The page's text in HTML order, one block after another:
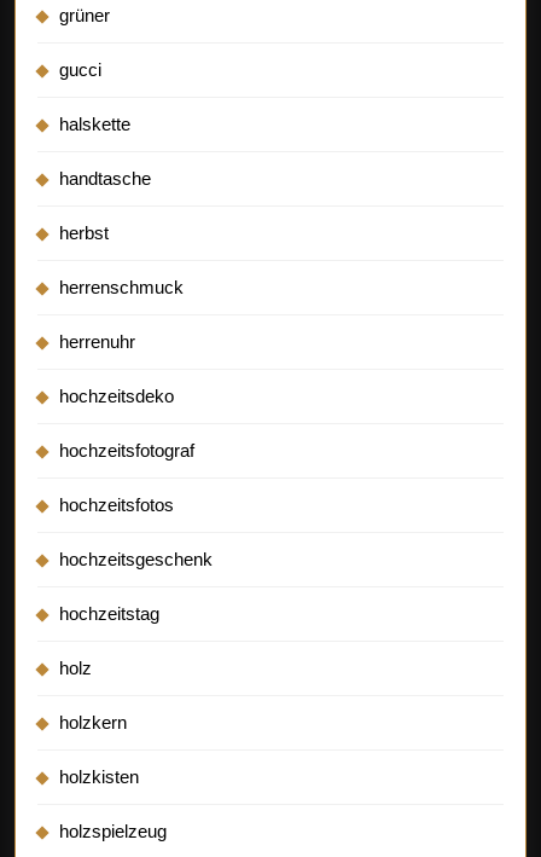
grüner
gucci
halskette
handtasche
herbst
herrenschmuck
herrenuhr
hochzeitsdeko
hochzeitsfotograf
hochzeitsfotos
hochzeitsgeschenk
hochzeitstag
holz
holzkern
holzkisten
holzspielzeug